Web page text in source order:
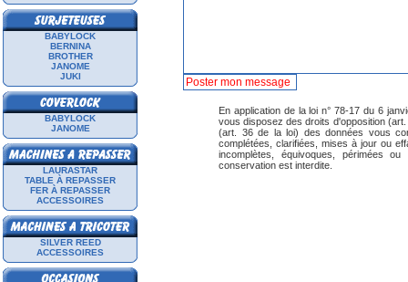
BABYLOCK
BERNINA
BROTHER
JANOME
JUKI
BABYLOCK
JANOME
LAURASTAR
TABLE À REPASSER
FER À REPASSER
ACCESSOIRES
SILVER REED
ACCESSOIRES
En application de la loi n° 78-17 du 6
vous disposez des droits d'opposition
(art. 36 de la loi) des données vous
complétées, clarifiées, mises à jour ou
incomplètes, équivoques, périmées
conservation est interdite.